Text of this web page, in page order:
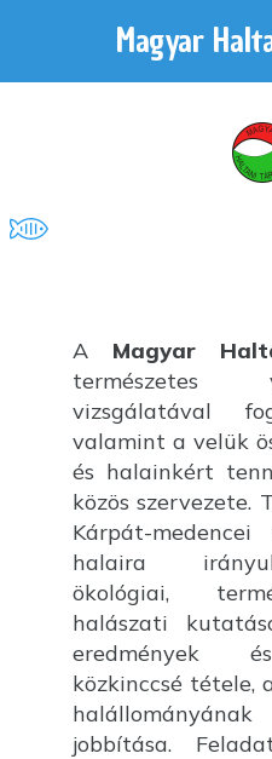
Magyar
A Magyar
vizsgálatával
valamint a velük
és halainkért
közös szervezete.
Kárpát-
halaira
ökológiai,
halászati
eredmények
közkinccsé tétele,
jobbítása.